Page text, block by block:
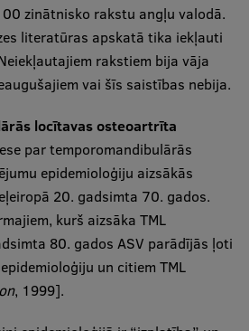
zinātnisko rakstu angļu valodā.
literatūras apskatā tika iekļauti
rakstiem bija vāja
vai šīs saistības nebija.
locītavas osteoartrīta
par temporomandibulārās
epidemioloģiju aizsākās
20. gadsimta 70. gados.
kurš aizsāka TML
80. gados ASV parādījās ļoti
un citiem TML
, 1999].